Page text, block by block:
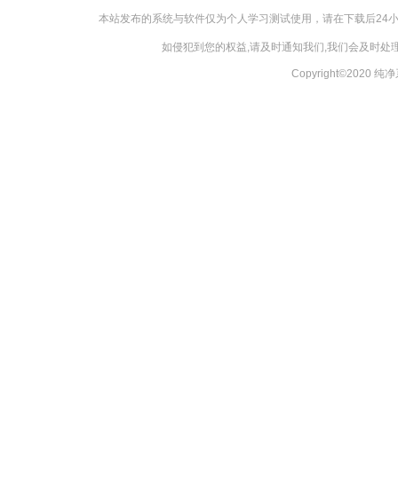
本站发布的系统与软件仅为个人学习测试使用，请在下载后24
如侵犯到您的权益,请及时通知我们,我们会及时
Copyright©2020 纯净